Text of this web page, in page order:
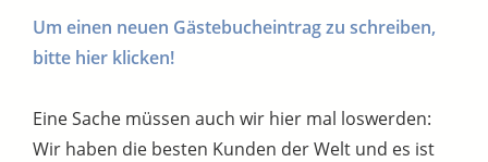
Um einen neuen Gästebucheintrag zu schreiben,
bitte hier klicken!
Eine Sache müssen auch wir hier mal loswerden:
Wir haben die besten Kunden der Welt und es ist